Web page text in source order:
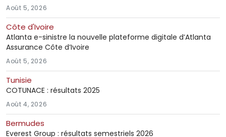
Août 5, 2026
Côte d'Ivoire
Atlanta e-sinistre la nouvelle plateforme digitale d’Atlanta
Assurance Côte d’Ivoire
Août 5, 2026
Tunisie
COTUNACE : résultats 2025
Août 4, 2026
Bermudes
Everest Group : résultats semestriels 2026